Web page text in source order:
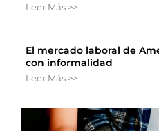
Leer Más >>
El mercado laboral de
con informalidad
Leer Más >>